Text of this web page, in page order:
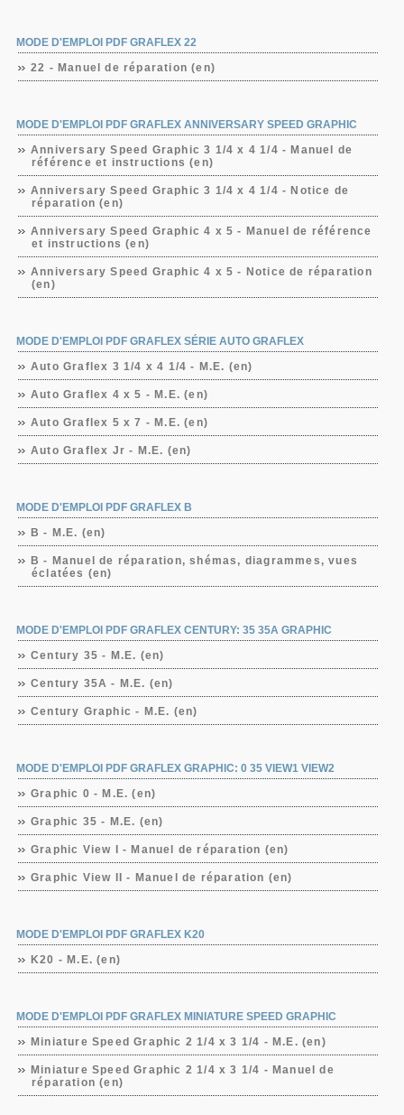
MODE D'EMPLOI PDF GRAFLEX 22
22 - Manuel de réparation (en)
MODE D'EMPLOI PDF GRAFLEX ANNIVERSARY SPEED GRAPHIC
Anniversary Speed Graphic 3 1/4 x 4 1/4 - Manuel de
référence et instructions (en)
Anniversary Speed Graphic 3 1/4 x 4 1/4 - Notice de
réparation (en)
Anniversary Speed Graphic 4 x 5 - Manuel de référence
et instructions (en)
Anniversary Speed Graphic 4 x 5 - Notice de réparation
(en)
MODE D'EMPLOI PDF GRAFLEX SÉRIE AUTO GRAFLEX
Auto Graflex 3 1/4 x 4 1/4 - M.E. (en)
Auto Graflex 4 x 5 - M.E. (en)
Auto Graflex 5 x 7 - M.E. (en)
Auto Graflex Jr - M.E. (en)
MODE D'EMPLOI PDF GRAFLEX B
B - M.E. (en)
B - Manuel de réparation, shémas, diagrammes, vues
éclatées (en)
MODE D'EMPLOI PDF GRAFLEX CENTURY: 35 35A GRAPHIC
Century 35 - M.E. (en)
Century 35A - M.E. (en)
Century Graphic - M.E. (en)
MODE D'EMPLOI PDF GRAFLEX GRAPHIC: 0 35 VIEW1 VIEW2
Graphic 0 - M.E. (en)
Graphic 35 - M.E. (en)
Graphic View I - Manuel de réparation (en)
Graphic View II - Manuel de réparation (en)
MODE D'EMPLOI PDF GRAFLEX K20
K20 - M.E. (en)
MODE D'EMPLOI PDF GRAFLEX MINIATURE SPEED GRAPHIC
Miniature Speed Graphic 2 1/4 x 3 1/4 - M.E. (en)
Miniature Speed Graphic 2 1/4 x 3 1/4 - Manuel de
réparation (en)